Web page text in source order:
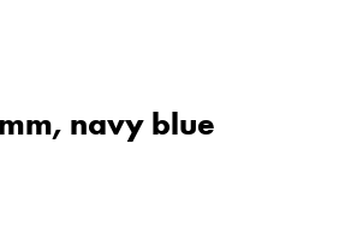
navy blue